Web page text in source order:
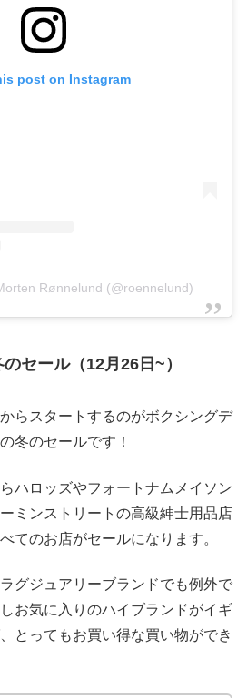
post on Instagram
Rønnelund (@roennelund)
セール（12月26日~）
らスタートするのがボクシングデ
冬のセールです！
ハロッズやフォートナムメイソン
ミンストリートの高級紳士用品店
てのお店がセールになります。
グジュアリーブランドでも例外で
お気に入りのハイブランドがイギ
とってもお買い得な買い物ができ